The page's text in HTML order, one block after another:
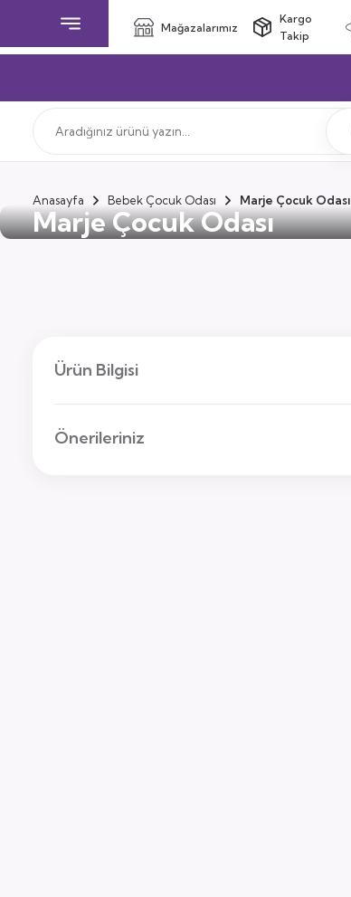
Mağazalarımız
Kargo
Takip
Anasayfa Bebek Çocuk Odası Marje Çocuk Odası
Marje Çocuk Odası
Ürün Bilgisi
Önerileriniz